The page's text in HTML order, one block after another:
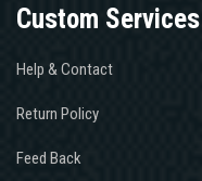
Custom Services
Help & Contact
Return Policy
Feed Back